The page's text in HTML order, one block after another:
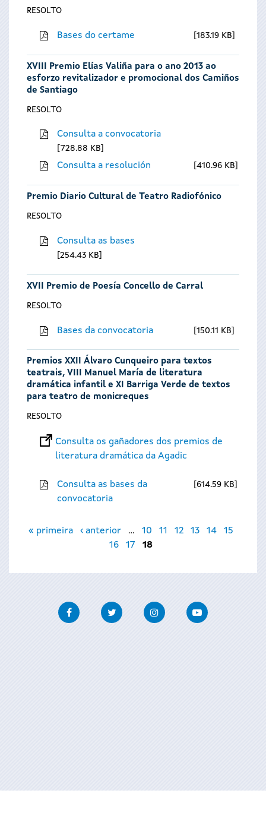
RESOLTO
Bases do certame 183.19 KB
XVIII Premio Elías Valiña para o ano 2013 ao
esforzo revitalizador e promocional dos Camiños
de Santiago
RESOLTO
Consulta a convocatoria
728.88 KB
Consulta a resolución 410.96 KB
Premio Diario Cultural de Teatro Radiofónico
RESOLTO
Consulta as bases
254.43 KB
XVII Premio de Poesía Concello de Carral
RESOLTO
Bases da convocatoria 150.11 KB
Premios XXII Álvaro Cunqueiro para textos
teatrais, VIII Manuel María de literatura
dramática infantil e XI Barriga Verde de textos
para teatro de monicreques
RESOLTO
Consulta os gañadores dos premios de
literatura dramática da Agadic
Consulta as bases da
convocatoria
614.59 KB
Páxinas
« primeira ‹ anterior … 10 11 12 13 14
15
16
17 18
FacebookTwitter InstagramYoutube